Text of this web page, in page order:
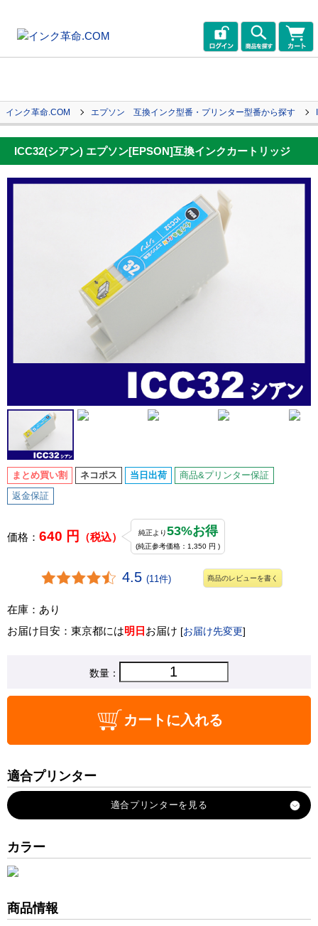
インク革命.COM エプソン 互換インク型番・プリンター型番から探す
ICC32(シアン) エプソン[EPSON]互換インクカートリッジ
まとめ買い割 ネコポス 当日出荷 商品&プリンター保証
返金保証
価格： 640 円 （税込） 純正より53%お得
(純正参考価格：1,350 円 )
4.5 (11件) 商品のレビューを書く
在庫：あり
お届け目安：東京都には明日 お届け [お届け先変更]
数量：
カートに入れる
適合プリンター
PM-A750
PM-A850
PM-A870
PM-A890
PM-D600
PM-D750
カラー
商品情報